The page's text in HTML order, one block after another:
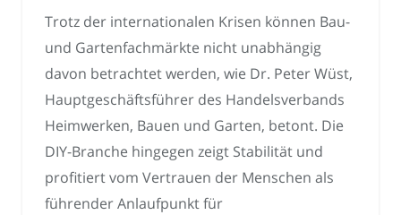
Trotz der internationalen Krisen können Bau-
und Gartenfachmärkte nicht unabhängig
davon betrachtet werden, wie Dr. Peter Wüst,
Hauptgeschäftsführer des Handelsverbands
Heimwerken, Bauen und Garten, betont. Die
DIY-Branche hingegen zeigt Stabilität und
profitiert vom Vertrauen der Menschen als
führender Anlaufpunkt für